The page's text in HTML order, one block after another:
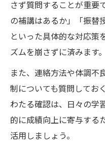
さず質問することが重要
の補講はあるか」「振替
といった具体的な対応策
ズムを崩さずに済みます。
また、連絡方法や体調不
制についても質問してお
わたる確認は、日々の学
的に成績向上に寄与する
活用しましょう。